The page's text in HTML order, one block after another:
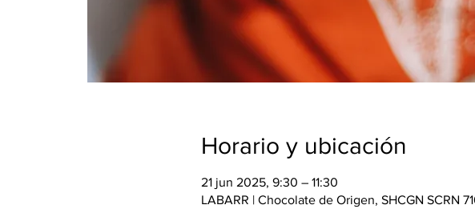
Horario y ubicación
21 jun 2025, 9:30 – 11:30
LABARR | Chocolate de Origen, SHCGN SCRN